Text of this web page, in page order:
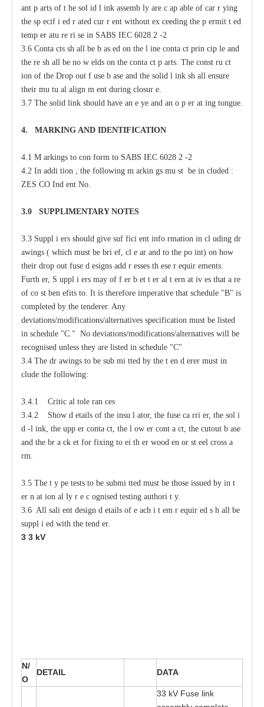
ant p arts of t he sol id l ink assemb ly are c ap able of car r ying
the sp ecif i ed r ated cur r ent without ex ceeding the p ermit t ed
temp er atu re ri se in SABS IEC 6028 2 -2
3.6 Conta cts sh all be b as ed on the l ine conta ct prin cip le and
the re sh all be no w elds on the conta ct p arts. The const ru ct
ion of the Drop out f use b ase and the solid l ink sh all ensure
their mu tu al align m ent during closur e.
3.7 The solid link should have an e ye and an o p er at ing tongue.
4. MARKING AND IDENTIFICATION
4.1 M arkings to con form to SABS IEC 6028 2 -2
4.2 In addi tion , the following m arkin gs mu st be in cluded :
ZES CO Ind ent No.
3.0 SUPPLIMENTARY NOTES
3.3 Suppl i ers should give suf fici ent info rmation in cl uding dr
awings ( which must be bri ef, cl e ar and to the po int) on how
their drop out fuse d esigns add r esses th ese r equir ements.
Furth er, S uppl i ers may of f er b et t er al t ern at iv es that a re
of co st ben efits to. It is therefore imperative that schedule "B" is
completed by the tenderer. Any
deviations/modifications/alternatives specification must be listed
in schedule "C." No deviations/modifications/alternatives will be
recognised unless they are listed in schedule "C"
3.4 The dr awings to be sub mi tted by the t en d erer must in
clude the following:
3.4.1 Critic al tole ran ces
3.4.2 Show d etails of the insu l ator, the fuse ca rri er, the sol i
d -l ink, the upp er conta ct, the l ow er cont a ct, the cutout b ase
and the br a ck et for fixing to ei th er wood en or st eel cross a
rm.
3.5 The t y pe tests to be submi tted must be those issued by in t
er n at ion al ly r e c ognised testing authori t y.
3.6 All sali ent design d etails of e ach i t em r equir ed s h all be
suppl i ed with the tend er.
3 3 kV
N/
O
DETAIL DATA
33 kV Fuse link